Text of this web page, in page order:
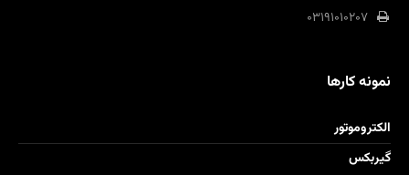
03191010207
نمونه کارها
الکتروموتور
گیربکس